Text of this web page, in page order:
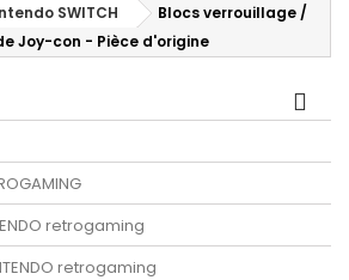
SWITCH
Blocs verrouillage /
Joy-con - Pièce d'origine
retrogaming
retrogaming